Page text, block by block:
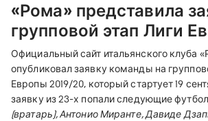
«Рома» представила
групповой этап Лиги
Официальный сайт итальянского клуба
опубликовал заявку команды на
Европы 2019/20, который стартует 19
заявку из 23-х попали следующие
(вратарь), Антонио Миранте, Давиде